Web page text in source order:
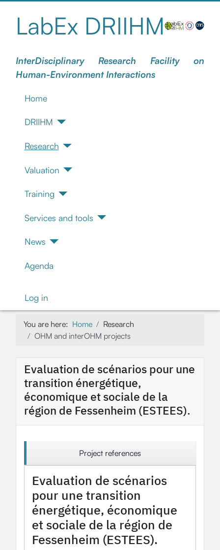
LabEx DRIIHM
InterDisciplinary Research Facility on
Human-Environment Interactions
Home
DRIIHM
Research
Valuation
Training
Services and tools
News
Agenda
Log in
You are here: Home
Research
OHM and interOHM projects
Evaluation de scénarios pour une
transition énergétique,
économique et sociale de la
région de Fessenheim (ESTEES).
Project references
Evaluation de scénarios
pour une transition
énergétique, économique
et sociale de la région de
Fessenheim (ESTEES).